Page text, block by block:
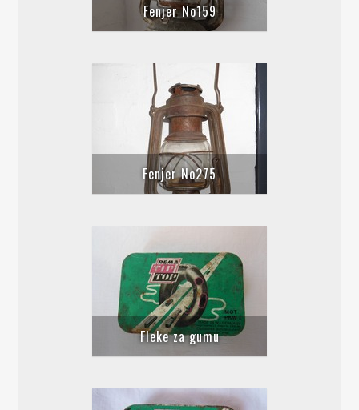
Fenjer No159
Fenjer No275
Fleke za gumu